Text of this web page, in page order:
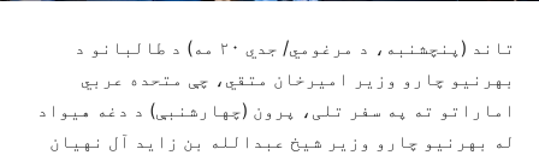
تاند (پنچشنبه، د مرغومي/ جدي ۲۰ مه) د طالبانو د
بهرنیو چارو وزیر امیرخان متقي، چې متحده عربي
اماراتو ته په سفر تلی، پرون (چهارشنبې) د دغه هیواد
له بهرنیو چارو وزیر شیخ عبدالله بن زاید آل نهیان